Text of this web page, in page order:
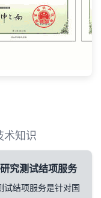
术知识
究测试结项服务
结项服务是针对国